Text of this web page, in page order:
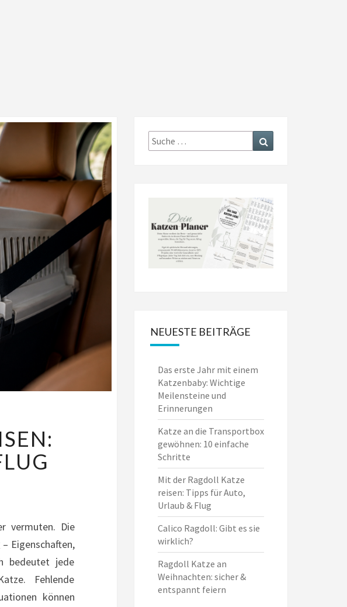
vermuten. Die
Eigenschaften,
bedeutet jede
Fehlende
können
Suche
nach:
NEUESTE BEITRÄGE
Das erste Jahr mit einem
Katzenbaby: Wichtige
Meilensteine und
Erinnerungen
Katze an die Transportbox
gewöhnen: 10 einfache
Schritte
Mit der Ragdoll Katze
reisen: Tipps für Auto,
Urlaub & Flug
Calico Ragdoll: Gibt es sie
wirklich?
Ragdoll Katze an
Weihnachten: sicher &
entspannt feiern